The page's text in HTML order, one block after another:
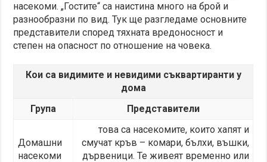
насекоми. „Гостите“ са наистина много на брой и
разнообразни по вид. Тук ще разгледаме основните
представители според тяхната вредоносност и
степен на опасност по отношение на човека.
Кои са видимите и невидими съквартиранти у
дома
Група
Представители
Домашни
насекоми
това са насекомите, които хапят и
смучат кръв – комари, бълхи, въшки,
дървеници. Те живеят временно или